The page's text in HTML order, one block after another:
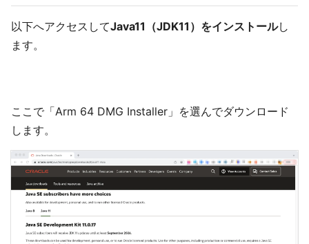
以下へアクセスしてJava11（JDK11）をインストールし
ます。
ここで「Arm 64 DMG Installer」を選んでダウンロード
します。